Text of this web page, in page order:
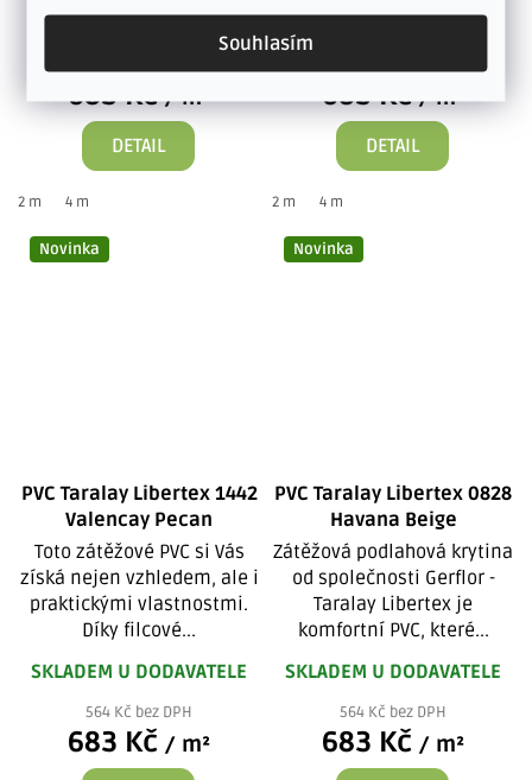
Souhlasím
SKLADEM U DODAVATELE
683 Kč/ m²
DETAIL
2 m 4 m
SKLADEM U DODAVATELE
683 Kč/ m²
DETAIL
2 m 4 m
Novinka
PVC Taralay Libertex 1442
Valencay Pecan
Toto zátěžové PVC si Vás
získá nejen vzhledem, ale i
praktickými vlastnostmi.
Díky filcové...
SKLADEM U DODAVATELE
564 Kč bez DPH
683 Kč / m²
Novinka
PVC Taralay Libertex 0828
Havana Beige
Zátěžová podlahová krytina
od společnosti Gerflor -
Taralay Libertex je
komfortní PVC, které...
SKLADEM U DODAVATELE
564 Kč bez DPH
683 Kč / m²